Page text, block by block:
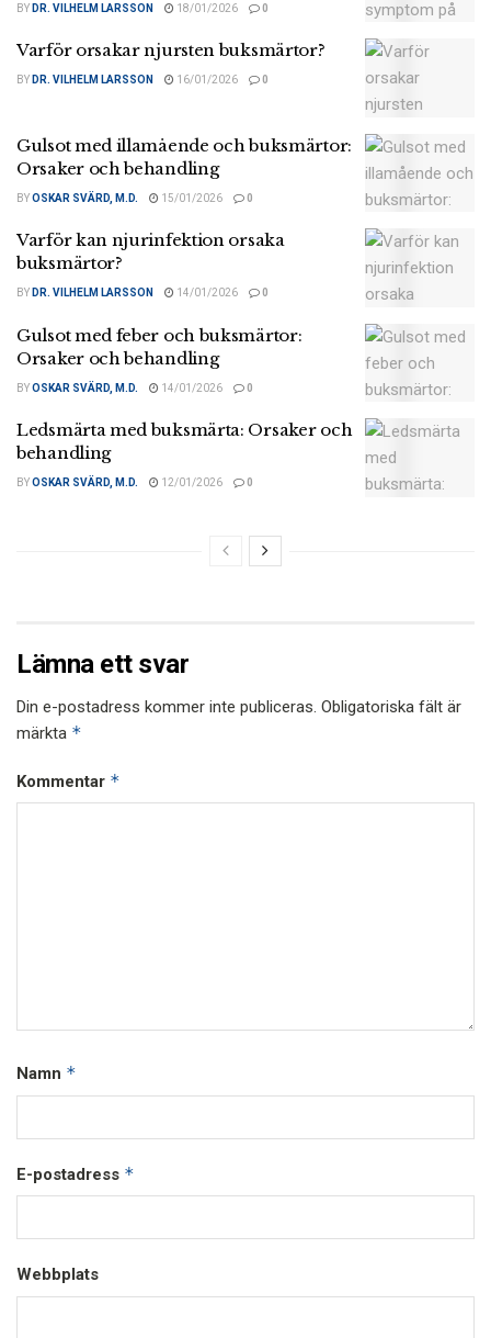
BY DR. VILHELM LARSSON 18/01/2026 0
Varför orsakar njursten buksmärtor?
BY DR. VILHELM LARSSON 16/01/2026 0
Gulsot med illamående och buksmärtor:
Orsaker och behandling
BYOSKAR SVÄRD, M.D. 15/01/2026 0
Varför kan njurinfektion orsaka
buksmärtor?
BY DR. VILHELM LARSSON 14/01/2026 0
Gulsot med feber och buksmärtor:
Orsaker och behandling
BYOSKAR SVÄRD, M.D. 14/01/2026 0
Ledsmärta med buksmärta: Orsaker och
behandling
BYOSKAR SVÄRD, M.D. 12/01/2026 0
Lämna ett svar
Din e-postadress kommer inte publiceras. Obligatoriska fält är
märkta *
Kommentar *
Namn *
E-postadress *
Webbplats